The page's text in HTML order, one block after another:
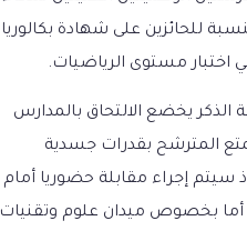
للحائزين على شهادة بكالوريا
اختبار مستوى الرياضيات.
يخضع الالتحاق بالمدارس
المترشح بقدرات جسدية
سيتم إجراء مقابلة حضوريا أمام
أما بخصوص ميدان علوم وتقنيات